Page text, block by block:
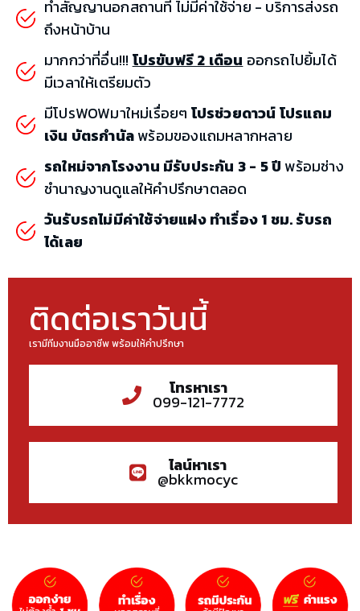
ทำสัญญานอกสถานที่ ไม่มีค่าใช้จ่าย - บริการส่งรถ
ถึงหน้าบ้าน
มากกว่าที่อื่น!!! โปรขับฟรี 2 เดือน ออกรถไปยิ้มได้
มีเวลาให้เตรียมตัว
มีโปรWOWมาใหม่เรื่อยๆ โปรช่วยดาวน์ โปรแถม
เงิน บัตรกำนัลพร้อมของแถมหลากหลาย
รถใหม่จากโรงงาน มีรับประกัน 3 - 5 ปี พร้อมช่าง
ชำนาญงานดูแลให้คำปรึกษาตลอด
วันรับรถไม่มีค่าใช้จ่ายแฝง ทำเรื่อง 1 ชม. รับรถ
ได้เลย
ติดต่อเราวันนี้
เรามีทีมงานมืออาชีพ พร้อมให้คำปรึกษา
โทรหาเรา
099-121-7772
ไลน์หาเรา
@bkkmocyc